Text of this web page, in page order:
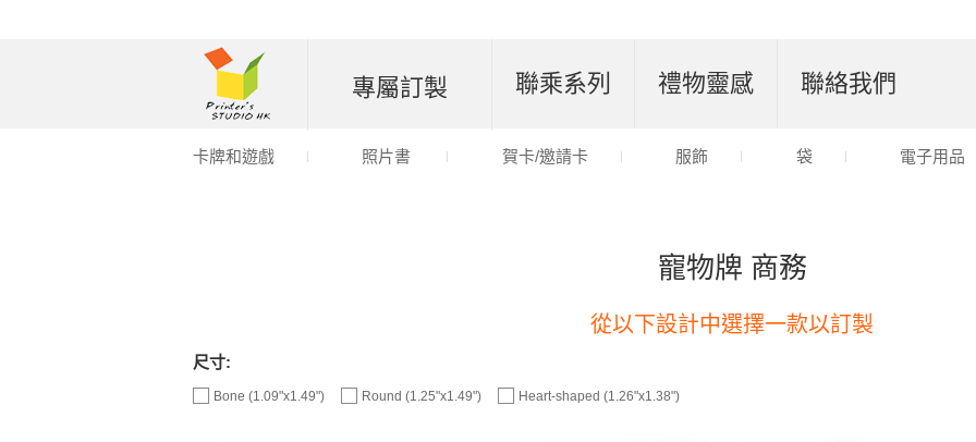
寵物牌 商務
從以下設計中選擇一款以訂製
尺寸:
Bone (1.09"x1.49") Round (1.25"x1.49") Heart-shaped (1.26"x1.38")
專屬訂製 聯乘系列 禮物靈感 聯絡我們
卡牌和遊戲 照片書 賀卡/邀請卡 服飾 袋 電子用品